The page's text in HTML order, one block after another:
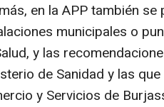
en la APP también
municipales o
y las
de Sanidad y las
y Servicios de